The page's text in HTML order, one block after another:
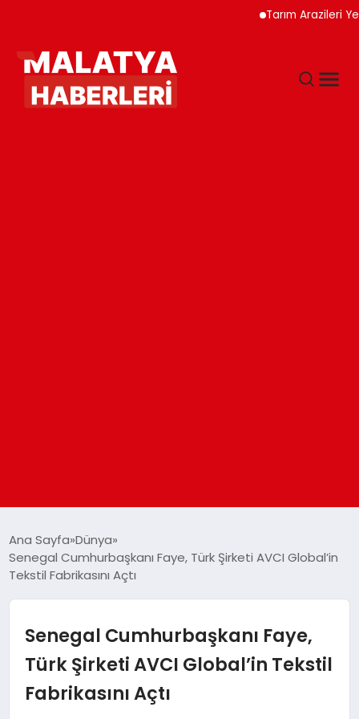
Tarım Arazileri Yeni
GÜNDEM
DÜNYA
EĞITIM
Ana Sayfa Dünya
Senegal Cumhurbaşkanı Faye, Türk Şirketi AVCI Global’in
Tekstil Fabrikasını Açtı
Senegal Cumhurbaşkanı Faye,
Türk Şirketi AVCI Global’in Tekstil
Fabrikasını Açtı